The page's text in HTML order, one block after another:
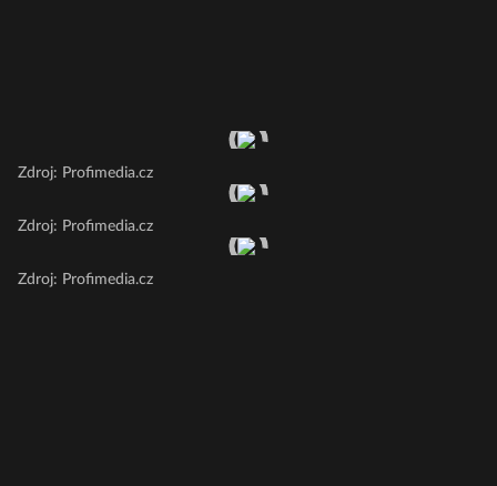
Zdroj: Profimedia.cz
Zdroj: Profimedia.cz
Zdroj: Profimedia.cz